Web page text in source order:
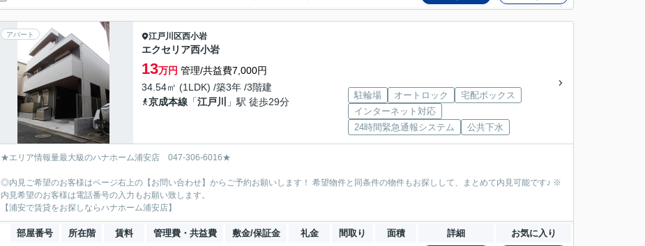
アパート 江戸川区西小岩
エクセリア西小岩
13万円 管理/共益費7,000円
34.54㎡ (1LDK) /築3年 /3階建
京成本線 「江戸川 」駅 徒歩29分
駐輪場 オートロック
宅配ボックス
インターネット対応
24時間緊急通報システム
公共下水
★エリア情報量最大級のハナホーム浦安店 047-306-6016★
◎内見ご希望のお客様はページ右上の【お問い合わせ】からご予約お願いします！ 希望物件と同条件の物件もお探しして、まとめて内見可能です♪ ※
内見希望のお客様は電話番号の入力もお願い致します。
【浦安で賃貸をお探しならハナホーム浦安店】
部屋番号 所在階 賃料 管理費・共益費 敷金/保証金 礼金 間取り 面積 詳細 お気に入り